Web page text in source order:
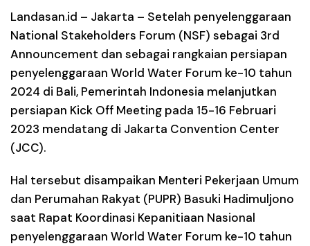
Landasan.id – Jakarta – Setelah penyelenggaraan
National Stakeholders Forum (NSF) sebagai 3rd
Announcement dan sebagai rangkaian persiapan
penyelenggaraan World Water Forum ke-10 tahun
2024 di Bali, Pemerintah Indonesia melanjutkan
persiapan Kick Off Meeting pada 15-16 Februari
2023 mendatang di Jakarta Convention Center
(JCC).
Hal tersebut disampaikan Menteri Pekerjaan Umum
dan Perumahan Rakyat (PUPR) Basuki Hadimuljono
saat Rapat Koordinasi Kepanitiaan Nasional
penyelenggaraan World Water Forum ke-10 tahun